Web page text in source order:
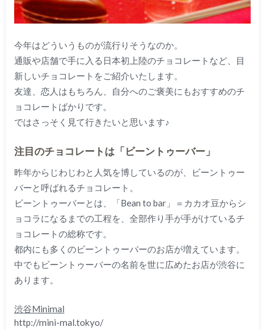
今年はどういうものが流行りそうなのか。
通販や店舗で手に入る日本初上陸のチョコレートなど、目
新しいチョコレートをご紹介いたします。
友達、恋人はもちろん、自分へのご褒美にもおすすめのチ
ョコレートばかりです。
ではさっそく見て行きたいと思います♪
注目のチョコレートは「ビーントゥーバー」
昨年からじわじわと人気を博しているのが、ビーントゥー
バーと呼ばれるチョコレート。
ビーントゥーバーとは、「Bean to bar」＝カカオ豆からシ
ョコラになるまでの工程を、全部作り手が手がけているチ
ョコレートの総称です。
都内にも多くのビーントゥーバーのお店が増えています。
中でもビーントゥーバーの名前を世に広めたお店が渋谷に
あります。
渋谷Minimal
http://mini-mal.tokyo/